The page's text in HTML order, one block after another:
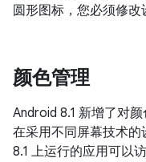
圆形图标，您必须修改
颜色管理
Android 8.1 新增了对
在采用不同屏幕技术
8.1 上运行的应用可以